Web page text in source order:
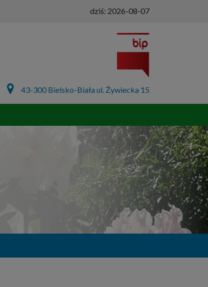
dziś: 2026-08-07
43-300 Bielsko-Biała ul. Żywiecka 15